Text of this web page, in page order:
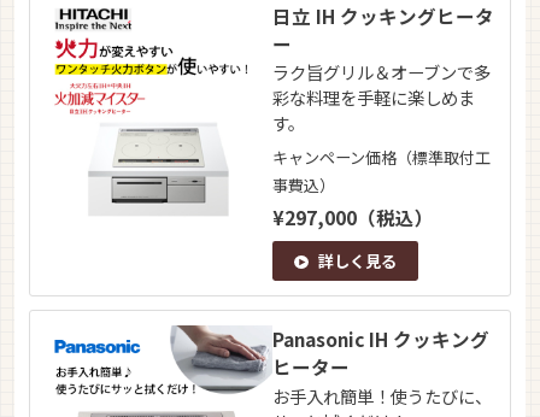
日立 IH クッキングヒータ
ー
ラク旨グリル＆オーブンで多
彩な料理を手軽に楽しめま
す。
キャンペーン価格（標準取付工
事費込）
¥297,000（税込）
詳しく見る
Panasonic IH クッキング
ヒーター
お手入れ簡単！使うたびに、